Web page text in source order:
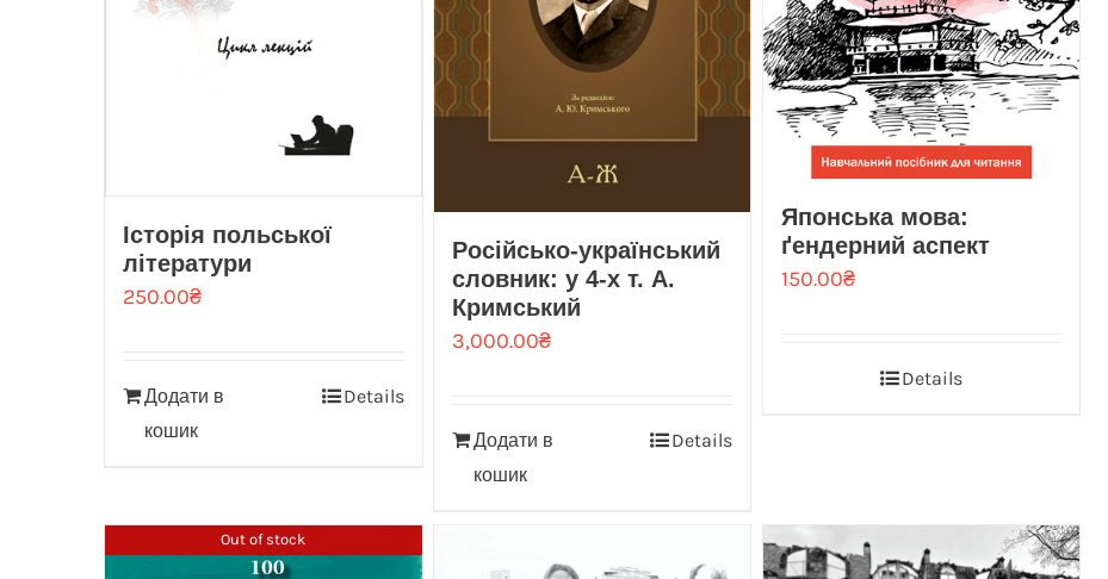
Історія польської
літератури
250.00₴
Додати в
кошик
Details
Російсько-український
словник: у 4-х т. А.
Кримський
3,000.00₴
Додати в
кошик
Details
Японська мова:
ґендерний аспект
150.00₴
Details
Out of stock